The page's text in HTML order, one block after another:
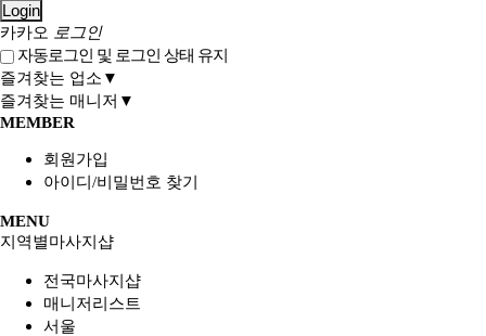
Login
카카오 로그인
자동로그인 및 로그인 상태 유지
즐겨찾는 업소▼
즐겨찾는 매니저▼
MEMBER
회원가입
아이디/비밀번호 찾기
MENU
지역별마사지샵
전국마사지샵
매니저리스트
서울